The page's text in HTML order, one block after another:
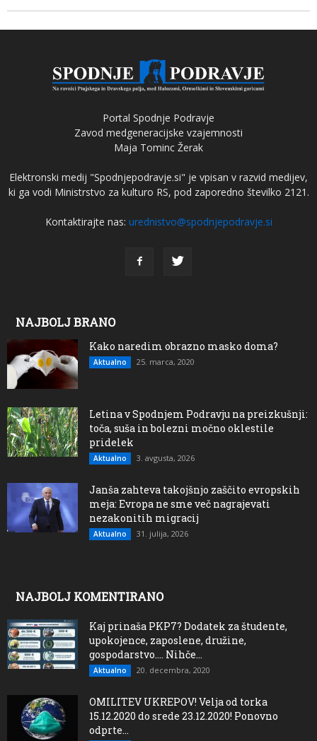
Portal Spodnje Podravje
Zavod medgeneracijske vzajemnosti
Maja Tominc Žerak
Elektronski medij "Spodnjepodravje.si" je vpisan v razvid medijev,
ki ga vodi Ministrstvo za kulturo RS, pod zaporedno številko 2121.
Kontaktirajte nas: urednistvo@spodnjepodravje.si
NAJBOLJ BRANO
Kako naredim obrazno masko doma?
Aktualno 25. marca, 2020
Letina v Spodnjem Podravju na preizkušnji:
toča, suša in bolezni močno oklestile
pridelek
Aktualno 3. avgusta, 2026
Janša zahteva takojšnjo zaščito evropskih
meja: Evropa ne sme več nagrajevati
nezakonitih migracij
Aktualno 31. julija, 2026
NAJBOLJ KOMENTIRANO
Kaj prinaša PKP7? Dodatek za študente,
upokojence, zaposlene, družine,
gospodarstvo…. Nihče...
Aktualno 20. decembra, 2020
OMILITEV UKREPOV! Velja od torka
15.12.2020 do srede 23.12.2020! Ponovno
odprte...